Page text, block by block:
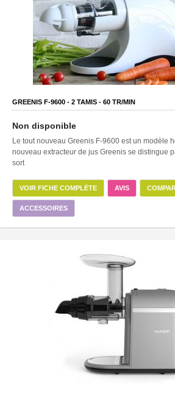
GREENIS F-9600 - 2 TAMIS - 60 TR/MIN
Non disponible
Le tout nouveau Greenis F-9600 est un modèle
nouveau extracteur de jus Greenis se distingue
sort
VOIR FICHE COMPLÈTE AVIS
ACCESSOIRES